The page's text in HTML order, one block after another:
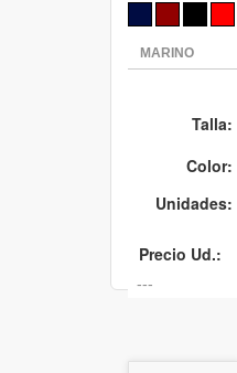
Talla:
Color:
Unidades:
Precio Ud.: